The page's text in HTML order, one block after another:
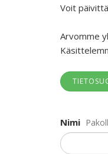
Voit
Arvomme
Nimi